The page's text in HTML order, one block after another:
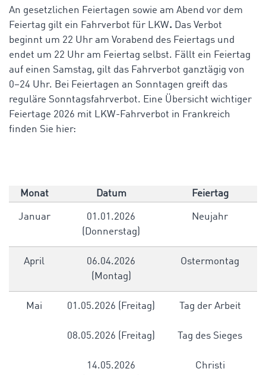
An gesetzlichen Feiertagen sowie am Abend vor dem
Feiertag gilt ein Fahrverbot für LKW. Das Verbot
beginnt um 22 Uhr am Vorabend des Feiertags und
endet um 22 Uhr am Feiertag selbst. Fällt ein Feiertag
auf einen Samstag, gilt das Fahrverbot ganztägig von
0–24 Uhr. Bei Feiertagen an Sonntagen greift das
reguläre Sonntagsfahrverbot. Eine Übersicht wichtiger
Feiertage 2026 mit LKW-Fahrverbot in Frankreich
finden Sie hier:
Monat Datum Feiertag
Januar
01.01.2026
(Donnerstag)
Neujahr
April
06.04.2026
(Montag)
Ostermontag
Mai 01.05.2026 (Freitag)
08.05.2026 (Freitag)
14.05.2026
Tag der Arbeit
Tag des Sieges
Christi